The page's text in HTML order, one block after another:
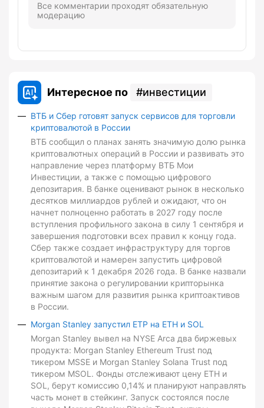
Все комментарии проходят обязательную
модерацию
Интересное по инвестиции
ВТБ и Сбер готовят запуск сервисов для торговли
криптовалютой в России
ВТБ сообщил о планах занять значимую долю рынка
криптовалютных операций в России и развивать это
направление через платформу ВТБ Мои
Инвестиции, а также с помощью цифрового
депозитария. В банке оценивают рынок в несколько
десятков миллиардов рублей и ожидают, что он
начнет полноценно работать в 2027 году после
вступления профильного закона в силу 1 сентября и
завершения подготовки всех правил к концу года.
Сбер также создает инфраструктуру для торгов
криптовалютой и намерен запустить цифровой
депозитарий к 1 декабря 2026 года. В банке назвали
принятие закона о регулировании крипторынка
важным шагом для развития рынка криптоактивов
в России.
Morgan Stanley запустил ETP на ETH и SOL
Morgan Stanley вывел на NYSE Arca два биржевых
продукта: Morgan Stanley Ethereum Trust под
тикером MSSE и Morgan Stanley Solana Trust под
тикером MSOL. Фонды отслеживают цену ETH и
SOL, берут комиссию 0,14% и планируют направлять
часть монет в стейкинг. Запуск состоялся после